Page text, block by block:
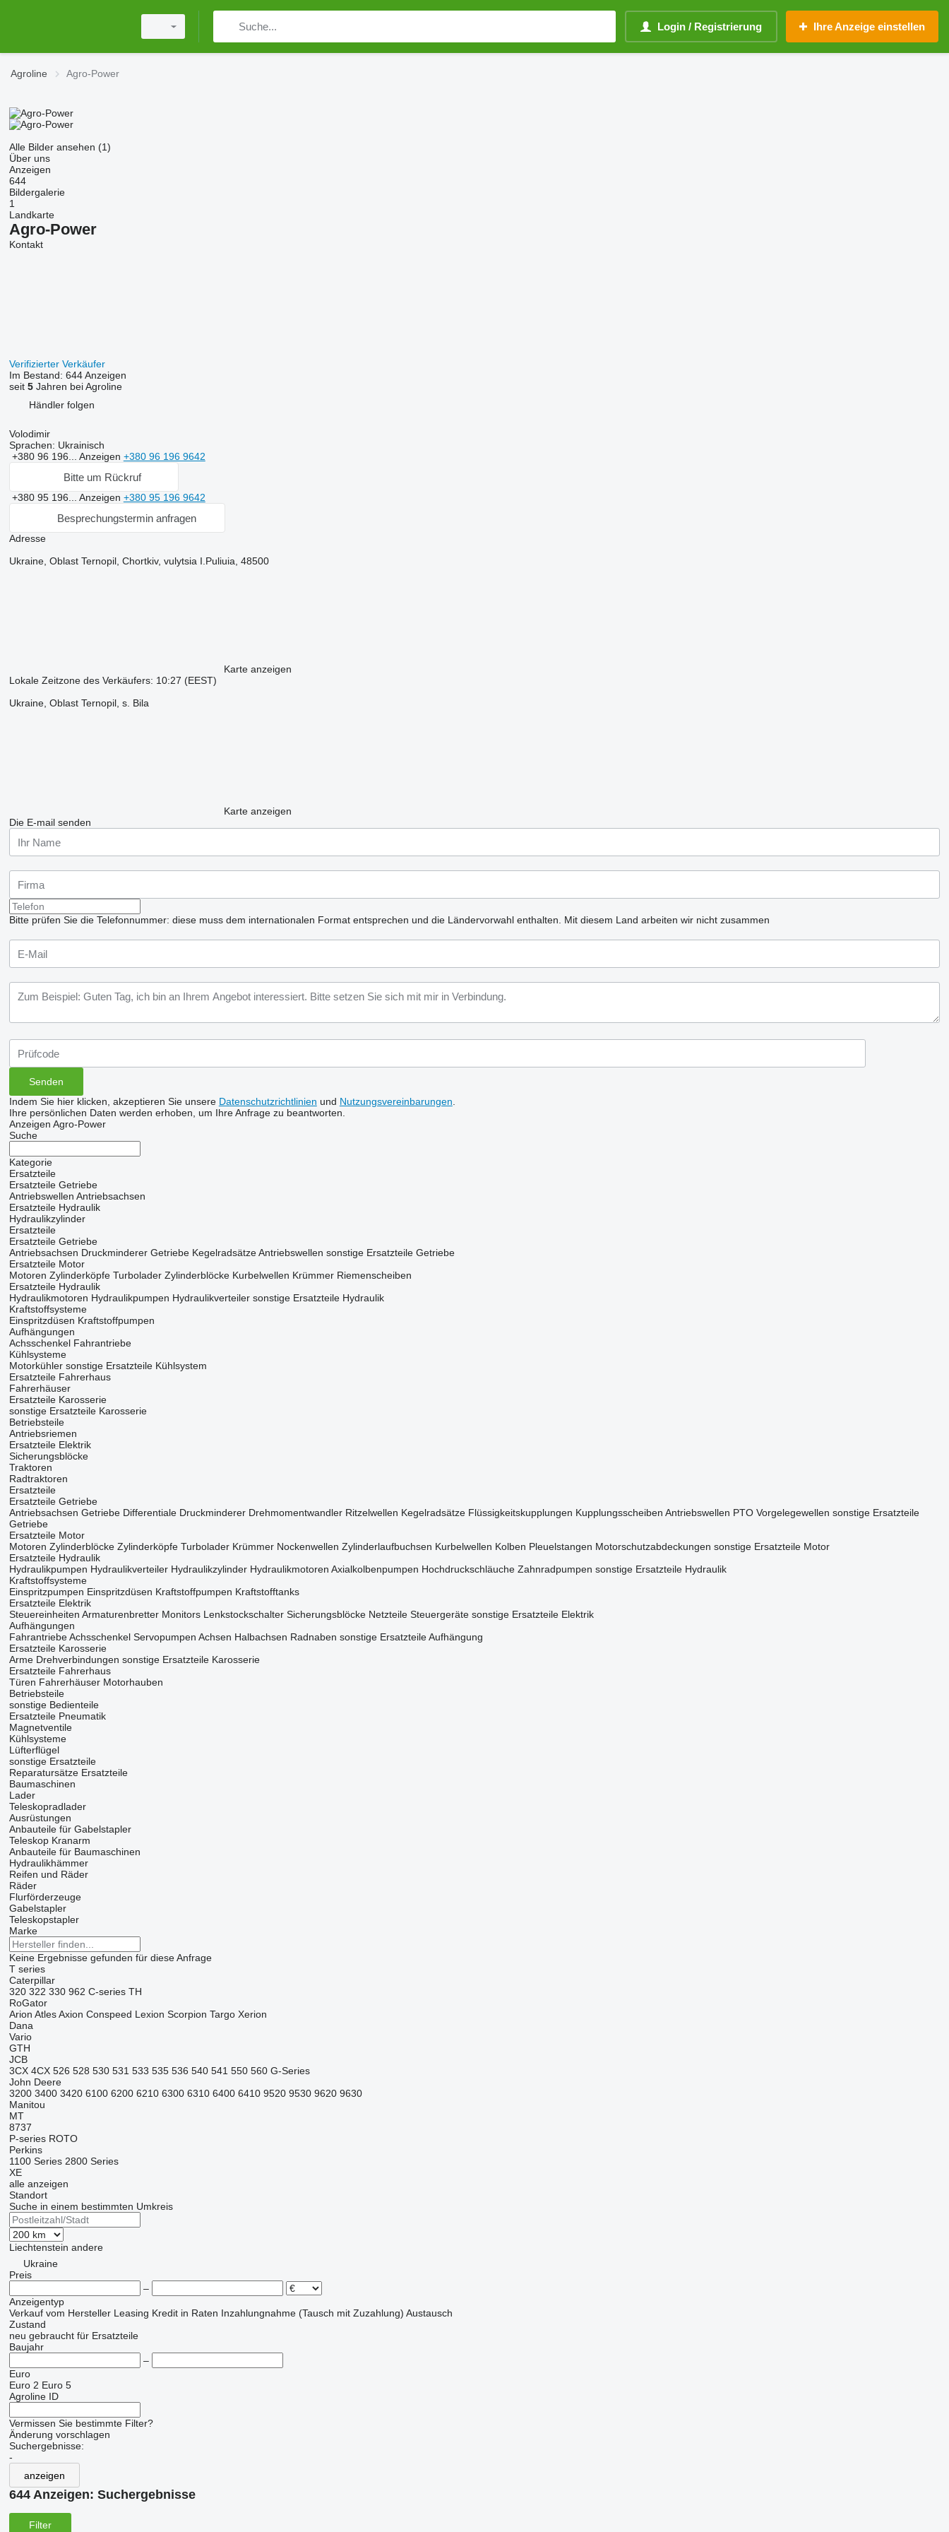
Login / Registrierung Ihre Anzeige einstellen
Agroline Agro-Power
Alle Bilder ansehen (1)
Über uns
Anzeigen
644
Bildergalerie
1
Landkarte
Agro-Power
Kontakt
Verifizierter Verkäufer
Im Bestand: 644 Anzeigen
seit 5Jahren bei Agroline
Händler folgen
Volodimir
Sprachen: Ukrainisch
+380 96 196... Anzeigen +380 96 196 9642
Bitte um Rückruf
+380 95 196... Anzeigen +380 95 196 9642
Besprechungstermin anfragen
Adresse
Ukraine, Oblast Ternopil, Chortkiv, vulytsia I.Puliuia, 48500
Karte anzeigen
Lokale Zeitzone des Verkäufers: 10:27 (EEST)
Ukraine, Oblast Ternopil, s. Bila
Karte anzeigen
Die E-mail senden
Bitte prüfen Sie die Telefonnummer: diese muss dem internationalen Format entsprechen und die Ländervorwahl enthalten. Mit diesem Land arbeiten wir nicht zusammen
Indem Sie hier klicken, akzeptieren Sie unsere Datenschutzrichtlinien und Nutzungsvereinbarungen
Ihre persönlichen Daten werden erhoben, um Ihre Anfrage zu beantworten.
Anzeigen Agro-Power
Suche
Kategorie
Ersatzteile
Ersatzteile Getriebe
Antriebswellen Antriebsachsen
Ersatzteile Hydraulik
Hydraulikzylinder
Ersatzteile
Ersatzteile Getriebe
Antriebsachsen Druckminderer Getriebe Kegelradsätze Antriebswellen sonstige Ersatzteile Getriebe
Ersatzteile Motor
Motoren Zylinderköpfe Turbolader Zylinderblöcke Kurbelwellen Krümmer Riemenscheiben
Ersatzteile Hydraulik
Hydraulikmotoren Hydraulikpumpen Hydraulikverteiler sonstige Ersatzteile Hydraulik
Kraftstoffsysteme
Einspritzdüsen Kraftstoffpumpen
Aufhängungen
Achsschenkel Fahrantriebe
Kühlsysteme
Motorkühler sonstige Ersatzteile Kühlsystem
Ersatzteile Fahrerhaus
Fahrerhäuser
Ersatzteile Karosserie
sonstige Ersatzteile Karosserie
Betriebsteile
Antriebsriemen
Ersatzteile Elektrik
Sicherungsblöcke
Traktoren
Radtraktoren
Ersatzteile
Ersatzteile Getriebe
Antriebsachsen Getriebe Differentiale Druckminderer Drehmomentwandler Ritzelwellen Kegelradsätze Flüssigkeitskupplungen Kupplungsscheiben Antriebswellen PTO Vorgelegewellen sonstige Ersatzteile
Getriebe
Ersatzteile Motor
Motoren Zylinderblöcke Zylinderköpfe Turbolader Krümmer Nockenwellen Zylinderlaufbuchsen Kurbelwellen Kolben Pleuelstangen Motorschutzabdeckungen sonstige Ersatzteile Motor
Ersatzteile Hydraulik
Hydraulikpumpen Hydraulikverteiler Hydraulikzylinder Hydraulikmotoren Axialkolbenpumpen Hochdruckschläuche Zahnradpumpen sonstige Ersatzteile Hydraulik
Kraftstoffsysteme
Einspritzpumpen Einspritzdüsen Kraftstoffpumpen Kraftstofftanks
Ersatzteile Elektrik
Steuereinheiten Armaturenbretter Monitors Lenkstockschalter Sicherungsblöcke Netzteile Steuergeräte sonstige Ersatzteile Elektrik
Aufhängungen
Fahrantriebe Achsschenkel Servopumpen Achsen Halbachsen Radnaben sonstige Ersatzteile Aufhängung
Ersatzteile Karosserie
Arme Drehverbindungen sonstige Ersatzteile Karosserie
Ersatzteile Fahrerhaus
Türen Fahrerhäuser Motorhauben
Betriebsteile
sonstige Bedienteile
Ersatzteile Pneumatik
Magnetventile
Kühlsysteme
Lüfterflügel
sonstige Ersatzteile
Reparatursätze Ersatzteile
Baumaschinen
Lader
Teleskopradlader
Ausrüstungen
Anbauteile für Gabelstapler
Teleskop Kranarm
Anbauteile für Baumaschinen
Hydraulikhämmer
Reifen und Räder
Räder
Flurförderzeuge
Gabelstapler
Teleskopstapler
Marke
Keine Ergebnisse gefunden für diese Anfrage
T series
Caterpillar
320 322 330 962 C-series TH
RoGator
Arion Atles Axion Conspeed Lexion Scorpion Targo Xerion
Dana
Vario
GTH
JCB
3CX 4CX 526 528 530 531 533 535 536 540 541 550 560 G-Series
John Deere
3200 3400 3420 6100 6200 6210 6300 6310 6400 6410 9520 9530 9620 9630
Manitou
MT
8737
P-series ROTO
Perkins
1100 Series 2800 Series
XE
alle anzeigen
Standort
Suche in einem bestimmten Umkreis
Liechtenstein andere
Ukraine
Preis
–
Anzeigentyp
Verkauf vom Hersteller Leasing Kredit in Raten Inzahlungnahme (Tausch mit Zuzahlung) Austausch
Zustand
neu gebraucht für Ersatzteile
Baujahr
–
Euro
Euro 2 Euro 5
Agroline ID
Vermissen Sie bestimmte Filter?
Änderung vorschlagen
Suchergebnisse:
-
anzeigen
644 Anzeigen: Suchergebnisse
Filter